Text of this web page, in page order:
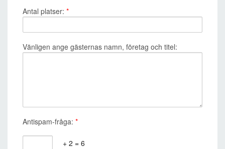
Antal platser: *
Vänligen ange gästernas namn, företag och titel:
Antispam-fråga: *
+ 2 = 6